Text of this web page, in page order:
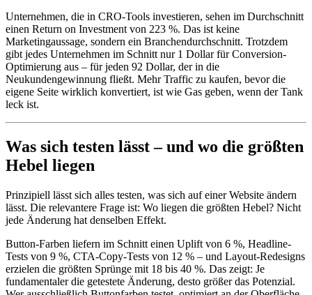
Unternehmen, die in CRO-Tools investieren, sehen im Durchschnitt
einen Return on Investment von 223 %. Das ist keine
Marketingaussage, sondern ein Branchendurchschnitt. Trotzdem
gibt jedes Unternehmen im Schnitt nur 1 Dollar für Conversion-
Optimierung aus – für jeden 92 Dollar, der in die
Neukundengewinnung fließt. Mehr Traffic zu kaufen, bevor die
eigene Seite wirklich konvertiert, ist wie Gas geben, wenn der Tank
leck ist.
Was sich testen lässt – und wo die größten
Hebel liegen
Prinzipiell lässt sich alles testen, was sich auf einer Website ändern
lässt. Die relevantere Frage ist: Wo liegen die größten Hebel? Nicht
jede Änderung hat denselben Effekt.
Button-Farben liefern im Schnitt einen Uplift von 6 %, Headline-
Tests von 9 %, CTA-Copy-Tests von 12 % – und Layout-Redesigns
erzielen die größten Sprünge mit 18 bis 40 %. Das zeigt: Je
fundamentaler die getestete Änderung, desto größer das Potenzial.